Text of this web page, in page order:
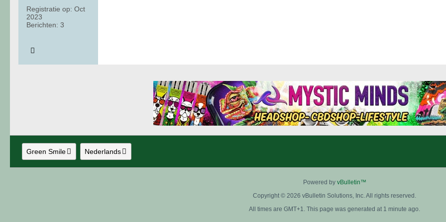
Registratie op: Oct
2023
Berichten: 3
Green Smile Nederlands
Powered by vBulletin™
Copyright © 2026 vBulletin Solutions, Inc. All rights reserved.
All times are GMT+1. This page was generated at 1 minute ago.